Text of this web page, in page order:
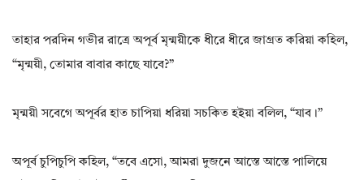
তাহার পরদিন গভীর রাত্রে অপূর্ব মৃন্ময়ীকে ধীরে ধীরে জাগ্রত করিয়া কহিল,
“মৃন্ময়ী, তোমার বাবার কাছে যাবে?”
মৃন্ময়ী সবেগে অপূর্বর হাত চাপিয়া ধরিয়া সচকিত হইয়া বলিল, “যাব।”
অপূর্ব চুপিচুপি কহিল, “তবে এসো, আমরা দুজনে আস্তে আস্তে পালিয়ে